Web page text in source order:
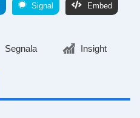
Signal Embed
Segnala Insight